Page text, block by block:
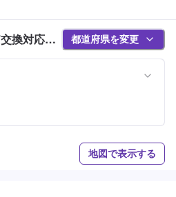
換対応店
都道府県を変更
地図で表示する